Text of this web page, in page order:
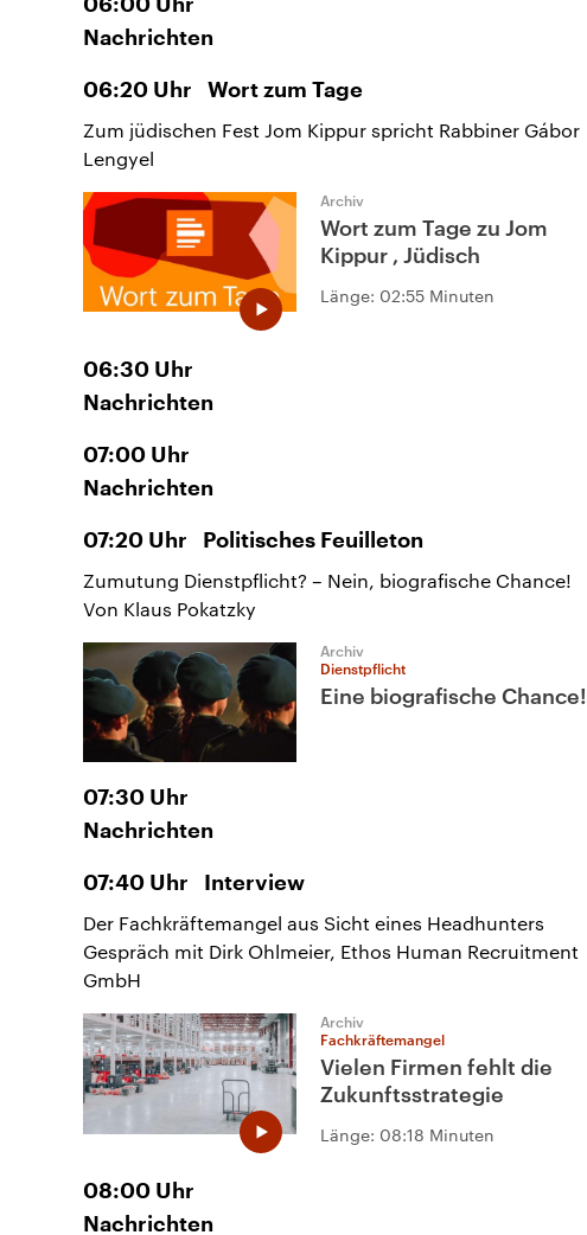
06:00 Uhr
Nachrichten
06:20 Uhr Wort zum Tage
Zum jüdischen Fest Jom Kippur spricht Rabbiner Gábor
Lengyel
Archiv
Wort zum Tage zu Jom
Kippur , Jüdisch
Länge: 02:55 Minuten
06:30 Uhr
Nachrichten
07:00 Uhr
Nachrichten
07:20 Uhr Politisches Feuilleton
Zumutung Dienstpflicht? – Nein, biografische Chance!
Von Klaus Pokatzky
Archiv
Dienstpflicht
Eine biografische Chance!
07:30 Uhr
Nachrichten
07:40 Uhr Interview
Der Fachkräftemangel aus Sicht eines Headhunters
Gespräch mit Dirk Ohlmeier, Ethos Human Recruitment
GmbH
Archiv
Fachkräftemangel
Vielen Firmen fehlt die
Zukunftsstrategie
Länge: 08:18 Minuten
08:00 Uhr
Nachrichten